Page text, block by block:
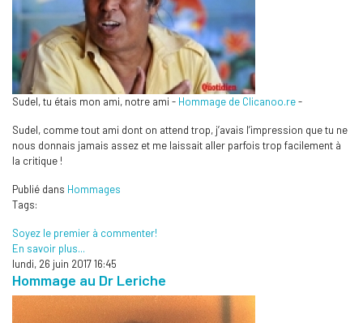
Sudel, tu étais mon ami, notre ami - Hommage de Clicanoo.re-
Sudel, comme tout ami dont on attend trop, j’avais l’impression que tu ne
nous donnais jamais assez et me laissait aller parfois trop facilement à
la critique !
Publié dans Hommages
Tags:
Soyez le premier à commenter!
En savoir plus...
lundi, 26 juin 2017 16:45
Hommage au Dr Leriche